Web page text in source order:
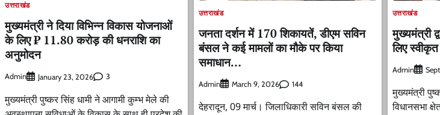
उत्तराखंड
मुख्यमंत्री ने दिया विभिन्न विकास योजनाओं
के लिए ₹ 11.80 करोड़ की धनराशि का
अनुमोदन
Admin January 23, 2026 3
मुख्यमंत्री पुष्कर सिंह धामी ने आगामी कुम्भ मेले की
उत्तराखंड
जनता दर्शन में 170 शिकायतें, डीएम सविन
बंसल ने कई मामलों का मौके पर किया
समाधान…
Admin March 9, 2026 144
देहरादून, 09 मार्च। जिलाधिकारी सविन बंसल की
उत्तराखंड
मुख्यमंत्री
लिए
Admin
मुख्यमंत्री
विधानसभा